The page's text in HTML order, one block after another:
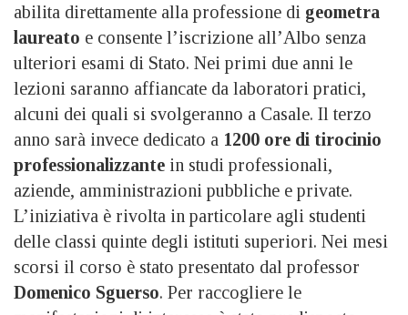
abilita direttamente alla professione di geometra
laureato e consente l’iscrizione all’Albo senza
ulteriori esami di Stato. Nei primi due anni le
lezioni saranno affiancate da laboratori pratici,
alcuni dei quali si svolgeranno a Casale. Il terzo
anno sarà invece dedicato a 1200 ore di tirocinio
professionalizzante in studi professionali,
aziende, amministrazioni pubbliche e private.
L’iniziativa è rivolta in particolare agli studenti
delle classi quinte degli istituti superiori. Nei mesi
scorsi il corso è stato presentato dal professor
Domenico Sguerso. Per raccogliere le